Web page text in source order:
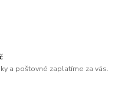
a poštovné zaplatíme za vás.